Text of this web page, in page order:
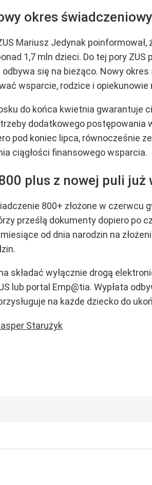
okres
Mariusz Jedynak
1,7 mln dzieci. Do tej pory
się na bieżąco. Nowy
wsparcie, rodzice i opiekunowie
do końca kwietnia gwarantuje
dodatkowego postępowania
pod koniec lipca, równocześnie
ciągłości finansowego wsparcia.
plus z nowej puli już
800+ złożone w czerwcu
prześlą dokumenty dopiero po
od dnia narodzin na
składać wyłącznie drogą
lub portal Emp@tia. Wypłata
na każde dziecko do
Starużyk